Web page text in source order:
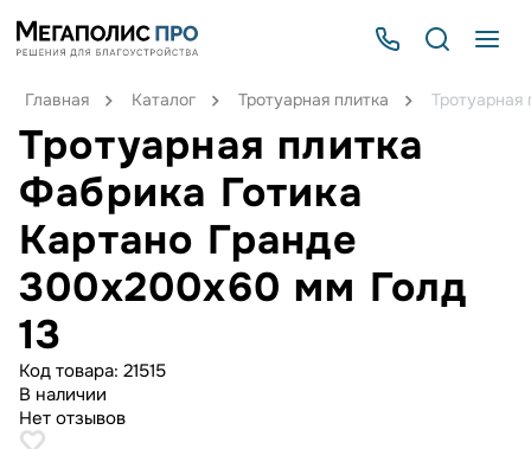
Главная Каталог Тротуарная плитка
Тротуарная плитка
Фабрика Готика
Картано Гранде
300х200х60 мм Голд
13
Код товара: 21515
В наличии
Нет отзывов